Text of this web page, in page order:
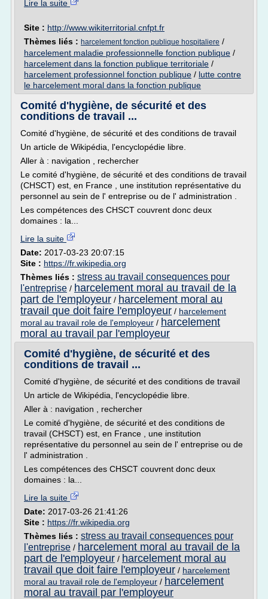
Lire la suite
Site : http://www.wikiterritorial.cnfpt.fr
Thèmes liés : harcelement fonction publique hospitaliere /
harcelement maladie professionnelle fonction publique /
harcelement dans la fonction publique territoriale /
harcelement professionnel fonction publique / lutte contre
le harcelement moral dans la fonction publique
Comité d'hygiène, de sécurité et des
conditions de travail ...
Comité d'hygiène, de sécurité et des conditions de travail
Un article de Wikipédia, l'encyclopédie libre.
Aller à : navigation , rechercher
Le comité d'hygiène, de sécurité et des conditions de travail
(CHSCT) est, en France , une institution représentative du
personnel au sein de l' entreprise ou de l' administration .
Les compétences des CHSCT couvrent donc deux
domaines : la...
Lire la suite
Date: 2017-03-23 20:07:15
Site : https://fr.wikipedia.org
Thèmes liés : stress au travail consequences pour
l'entreprise / harcelement moral au travail de la
part de l'employeur / harcelement moral au
travail que doit faire l'employeur / harcelement
moral au travail role de l'employeur / harcelement
moral au travail par l'employeur
Comité d'hygiène, de sécurité et des
conditions de travail ...
Comité d'hygiène, de sécurité et des conditions de travail
Un article de Wikipédia, l'encyclopédie libre.
Aller à : navigation , rechercher
Le comité d'hygiène, de sécurité et des conditions de
travail (CHSCT) est, en France , une institution
représentative du personnel au sein de l' entreprise ou de
l' administration .
Les compétences des CHSCT couvrent donc deux
domaines : la...
Lire la suite
Date: 2017-03-26 21:41:26
Site : https://fr.wikipedia.org
Thèmes liés : stress au travail consequences pour
l'entreprise / harcelement moral au travail de la
part de l'employeur / harcelement moral au
travail que doit faire l'employeur / harcelement
moral au travail role de l'employeur / harcelement
moral au travail par l'employeur